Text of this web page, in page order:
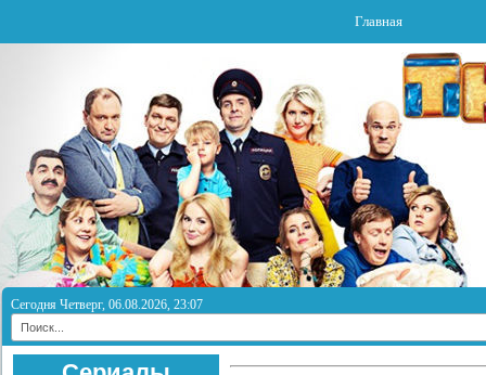
Главная
Сегодня Четверг, 06.08.2026, 23:07